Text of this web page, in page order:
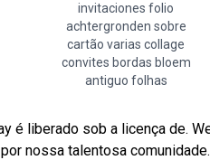
invitaciones folio
achtergronden sobre
cartão varias collage
convites bordas bloem
antiguo folhas
é liberado sob a licença de.
nossa talentosa